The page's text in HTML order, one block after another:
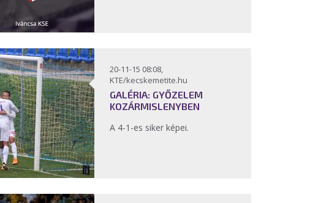
20-11-15 08:08,
KTE/kecskemetite.hu
GALÉRIA: GYŐZELEM
KOZÁRMISLENYBEN
A 4-1-es siker képei.